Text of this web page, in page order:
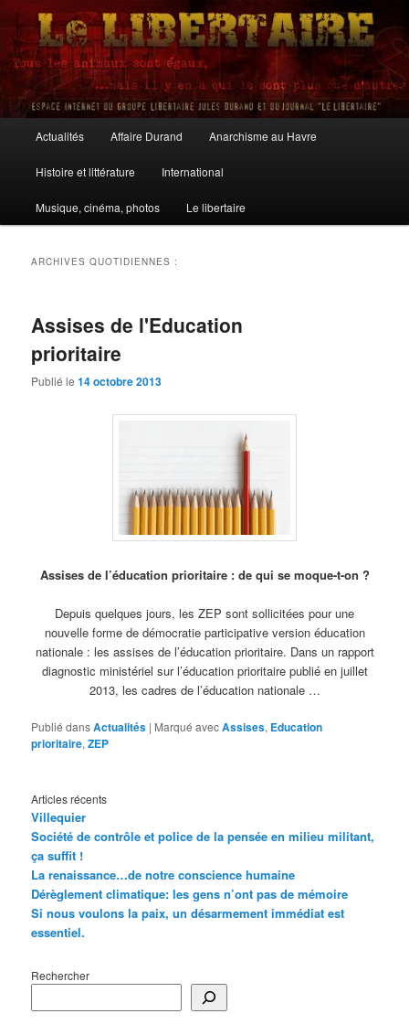
Aller
contenu
principal
Aller
contenu
secondaire
Le Libertaire
principal
Actualités Affaire Durand Anarchisme au Havre
Histoire et littérature International
Musique, cinéma, photos Le libertaire
ARCHIVES QUOTIDIENNES :
Assises de l'Education
prioritaire
Publié le14 octobre 2013
Assises de l’éducation prioritaire : de qui se moque-t-on ?
Depuis quelques jours, les ZEP sont sollicitées pour une
nouvelle forme de démocratie participative version éducation
nationale : les assises de l’éducation prioritaire. Dans un rapport
diagnostic ministériel sur l’éducation prioritaire publié en juillet
2013, les cadres de l’éducation nationale …
Publié dansActualités | Marqué avecAssises, Education
prioritaire,ZEP
Articles récents
Villequier
Société de contrôle et police de la pensée en milieu militant,
ça suffit !
La renaissance…de notre conscience humaine
Dérèglement climatique: les gens n’ont pas de mémoire
Si nous voulons la paix, un désarmement immédiat est
essentiel.
Rechercher